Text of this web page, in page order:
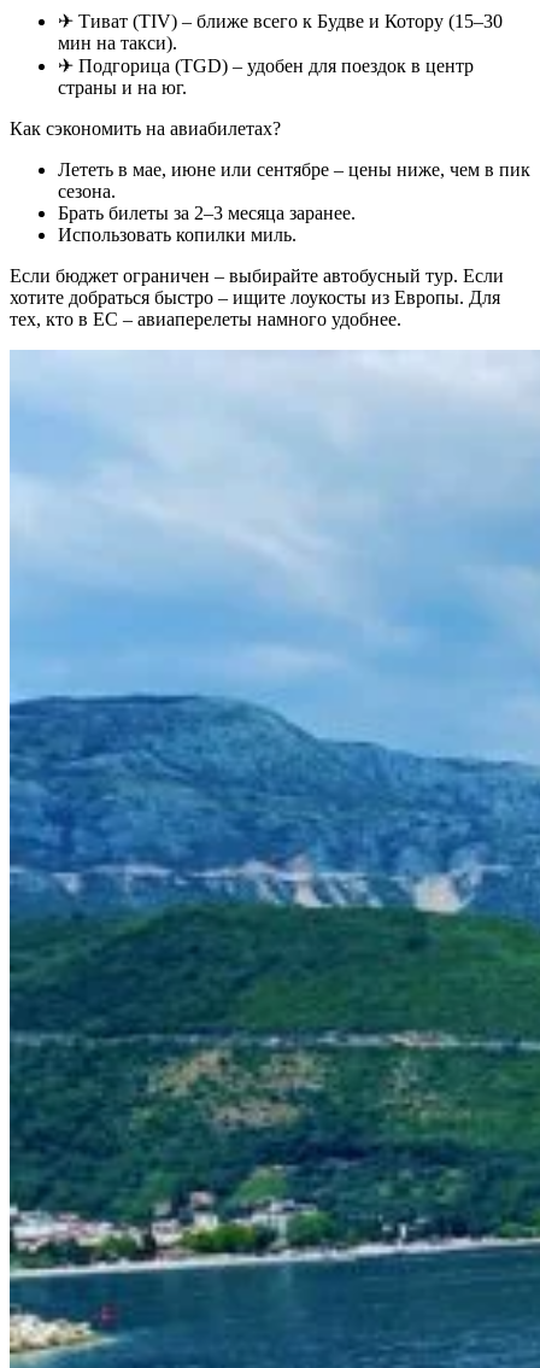
✈ Тиват (TIV) – ближе всего к Будве и Котору (15–30
мин на такси).
✈ Подгорица (TGD) – удобен для поездок в центр
страны и на юг.
Как сэкономить на авиабилетах?
Лететь в мае, июне или сентябре – цены ниже, чем в пик
сезона.
Брать билеты за 2–3 месяца заранее.
Использовать копилки миль.
Если бюджет ограничен – выбирайте автобусный тур. Если
хотите добраться быстро – ищите лоукосты из Европы. Для
тех, кто в ЕС – авиаперелеты намного удобнее.